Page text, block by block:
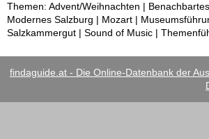
Themen: Advent/Weihnachten |
Modernes Salzburg | Mozart |
Salzkammergut | Sound of Music |
findaguide.at - Die Online-Datenbank der